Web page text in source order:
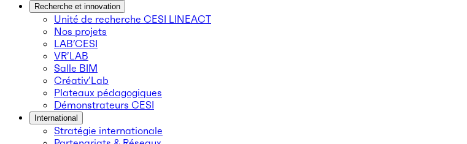
Recherche et innovation
Unité de recherche CESI LINEACT
Nos projets
LAB’CESI
VR’LAB
Salle BIM
Créativ’Lab
Plateaux pédagogiques
Démonstrateurs CESI
International
Stratégie internationale